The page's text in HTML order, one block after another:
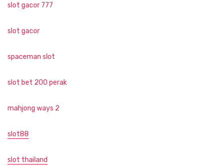
slot gacor 777
slot gacor
spaceman slot
slot bet 200 perak
mahjong ways 2
slot88
slot thailand